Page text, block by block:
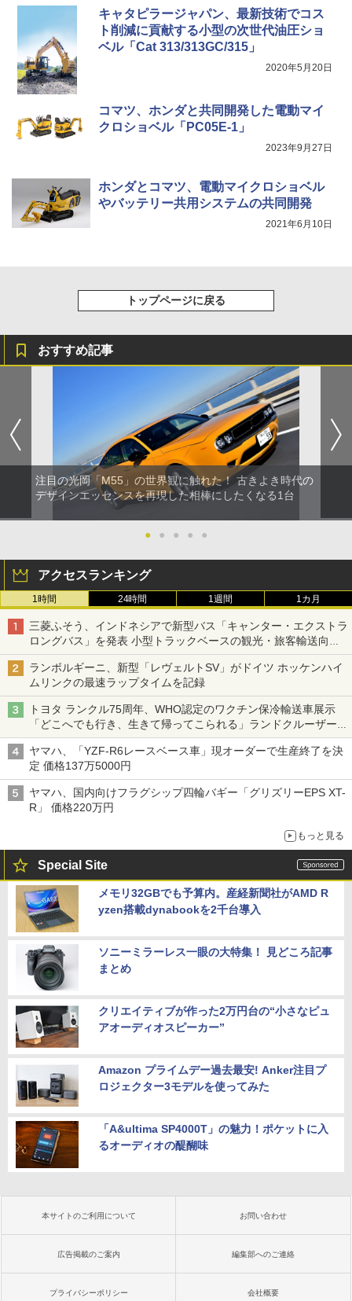
キャタピラージャパン、最新技術でコス
ト削減に貢献する小型の次世代油圧ショ
ベル「Cat 313/313GC/315」
2020年5月20日
コマツ、ホンダと共同開発した電動マイ
クロショベル「PC05E-1」
2023年9月27日
ホンダとコマツ、電動マイクロショベル
やバッテリー共用システムの共同開発
2021年6月10日
トップページに戻る
おすすめ記事
注目の光岡「M55」の世界観に触れた！ 古きよき時代の
デザインエッセンスを再現した相棒にしたくなる1台
● ● ● ● ●
アクセスランキング
1時間 24時間 1週間 1カ月
三菱ふそう、インドネシアで新型バス「キャンター・エクストラ
ロングバス」を発表 小型トラックベースの観光・旅客輸送向け
バス
ランボルギーニ、新型「レヴェルトSV」がドイツ ホッケンハイ
ムリンクの最速ラップタイムを記録
トヨタ ランクル75周年、WHO認定のワクチン保冷輸送車展示
「どこへでも行き、生きて帰ってこられる」ランドクルーザーで
命をつなぐ
ヤマハ、「YZF-R6レースベース車」現オーダーで生産終了を決
定 価格137万5000円
ヤマハ、国内向けフラグシップ四輪バギー「グリズリーEPS XT-
R」 価格220万円
もっと見る
Special Site
メモリ32GBでも予算内。産経新聞社がAMD R
yzen搭載dynabookを2千台導入
ソニーミラーレス一眼の大特集！ 見どころ記事
まとめ
クリエイティブが作った2万円台の“小さなピュ
アオーディオスピーカー”
Amazon プライムデー過去最安! Anker注目プ
ロジェクター3モデルを使ってみた
「A&ultima SP4000T」の魅力！ポケットに入
るオーディオの醍醐味
本サイトのご利用について お問い合わせ
広告掲載のご案内 編集部へのご連絡
プライバシーポリシー 会社概要